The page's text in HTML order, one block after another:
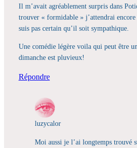
Il m’avait agréablement surpris dans
trouver « formidable » j’attendrai
suis pas certain qu’il soit sympathique.
Une comédie légère voila qui peut être
dimanche est pluvieux!
Répondre
luzycalor
Moi aussi je l’ai longtemps trouvé